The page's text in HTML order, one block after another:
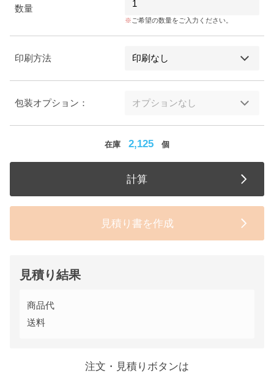
数量
ご希望の数量をご入力ください。
印刷方法
包装オプション：
在庫 2,125 個
計算
見積り書を作成
見積り結果
商品代
送料
注文・見積りボタンは